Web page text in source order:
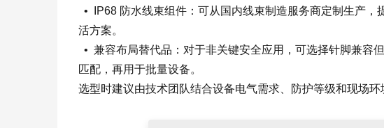
• IP68 防水线束组件：可从国内线束制造服务商定制生产，
活方案。
• 兼容布局替代品：对于非关键安全应用，可选择针脚兼容
匹配，再用于批量设备。
选型时建议由技术团队结合设备电气需求、防护等级和现场环